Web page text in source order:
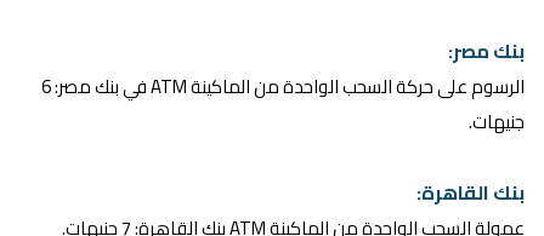
بنك مصر:
الرسوم على حركة السحب الواحدة من الماكينة ATM في بنك مصر: 6
جنيهات.
بنك القاهرة:
عمولة السحب الواحدة من الماكينة ATM بنك القاهرة: 7 جنيهات.